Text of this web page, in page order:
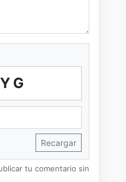
Recargar
tu comentario sin